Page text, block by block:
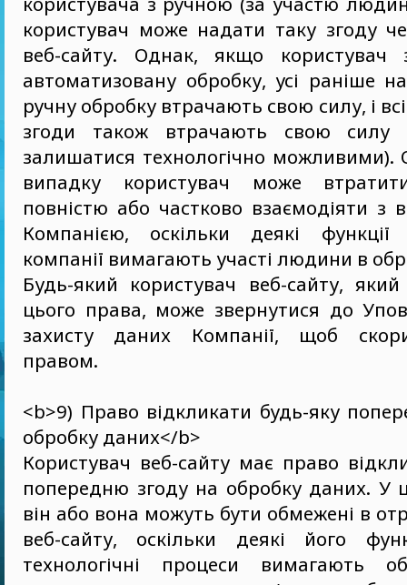
користувач може надати таку згоду
веб-сайту. Однак, якщо користувач
автоматизовану обробку, усі раніше
ручну обробку втрачають свою силу, і
згоди також втрачають свою силу
залишатися технологічно
випадку користувач може
повністю або частково взаємодіяти з
Компанією, оскільки деякі
компанії вимагають участі людини в
Будь-який користувач веб-сайту,
цього права, може звернутися до
захисту даних Компанії, щоб
правом.
<b>9) Право відкликати будь-яку
обробку даних</b>
Користувач веб-сайту має право
попередню згоду на обробку даних. У
він або вона можуть бути обмежені в
веб-сайту, оскільки деякі його
технологічні процеси вимагають